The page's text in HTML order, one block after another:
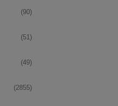
(90)
(51)
(49)
(2855)